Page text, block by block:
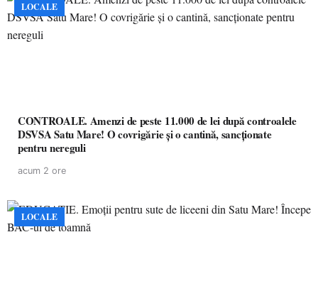
LOCALE
CONTROALE. Amenzi de peste 11.000 de lei după controalele
DSVSA Satu Mare! O covrigărie și o cantină, sancționate
pentru nereguli
acum 2 ore
LOCALE